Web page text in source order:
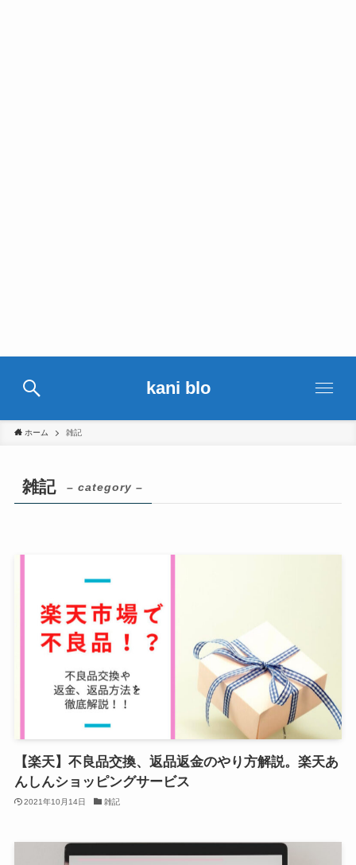
kani blo
ホーム 雑記
雑記 – category –
【楽天】不良品交換、返品返金のやり方解説。楽天あ
んしんショッピングサービス
2021年10月14日 雑記